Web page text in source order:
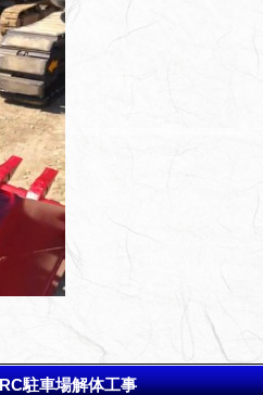
駐車場解体工事